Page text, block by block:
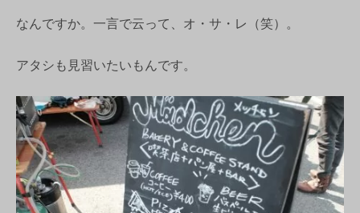
なんですか。一言で云って、オ・サ・レ（笑）。
アタシも見習いたいもんです。